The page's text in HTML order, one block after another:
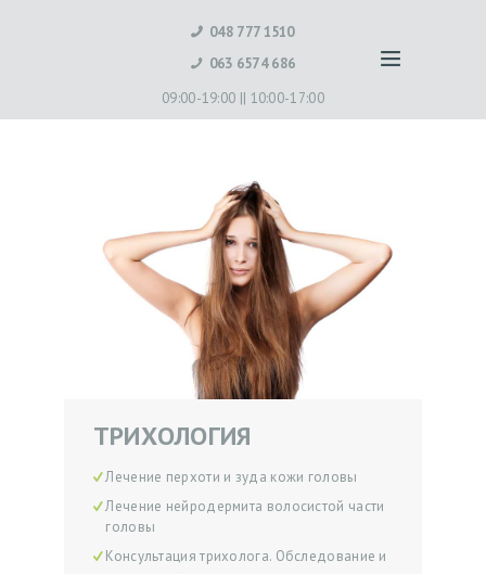
048 777 1510
063 6574 686
09:00-19:00 || 10:00-17:00
ТРИХОЛОГИЯ
Лечение перхоти и зуда кожи головы
Лечение нейродермита волосистой части
головы
Консультация трихолога. Обследование и